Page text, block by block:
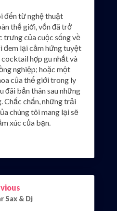
đến từ nghệ thuật
thế giới, vốn đã trở
trưng của cuộc sống về
đem lại cảm hứng tuyệt
hợp gu nhất và
nghiệp; hoặc một
của thế giới trong ly
đãi bản thân sau những
Chắc chắn, những trải
chúng tôi mang lại sẽ
xúc của bạn.
Sax & Dj